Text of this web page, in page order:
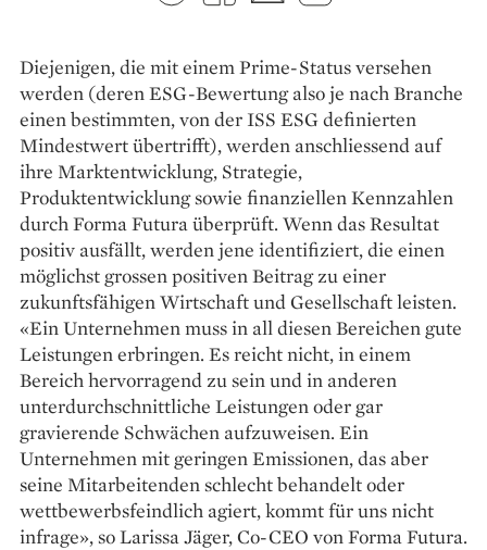
Diejenigen, die mit einem Prime-Status versehen
werden (deren ESG-Bewertung also je nach Branche
einen bestimmten, von der ISS ESG definierten
Mindest­wert übertrifft), werden anschliessend auf
ihre Markt­entwicklung, Strategie,
Produktentwicklung sowie finanziellen Kennzahlen
durch Forma Futura überprüft. Wenn das Resultat
positiv ausfällt, werden jene identifiziert, die einen
möglichst grossen positiven Beitrag zu einer
zukunftsfähigen Wirtschaft und Gesellschaft leisten.
«Ein Unternehmen muss in all diesen Bereichen gute
Leistungen erbringen. Es reicht nicht, in einem
Bereich hervorragend zu sein und in anderen
unterdurchschnittliche Leistungen oder gar
gravierende Schwächen aufzuweisen. Ein
Unternehmen mit geringen Emissionen, das aber
seine Mitarbeitenden schlecht behandelt oder
wettbewerbsfeindlich agiert, kommt für uns nicht
infrage», so Larissa Jäger, Co-CEO von Forma Futura.